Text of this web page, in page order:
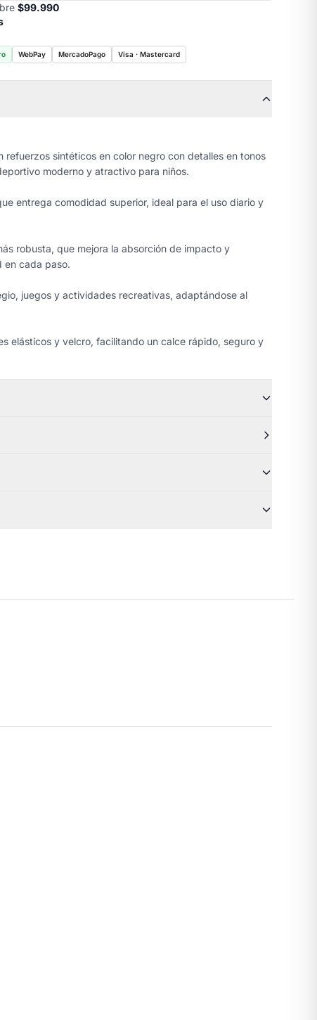
$99.990
WebPay MercadoPago Visa · Mastercard
refuerzos sintéticos en color negro con detalles en tonos
moderno y atractivo para niños.
entrega comodidad superior, ideal para el uso diario y
robusta, que mejora la absorción de impacto y
en cada paso.
juegos y actividades recreativas, adaptándose al
elásticos y velcro, facilitando un calce rápido, seguro y